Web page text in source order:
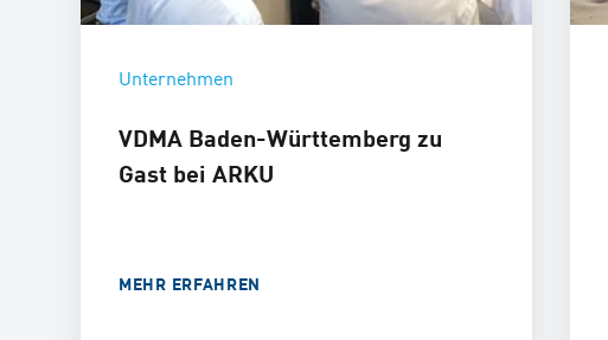
Unternehmen
VDMA Baden-Württemberg zu
Gast bei ARKU
MEHR ERFAHREN